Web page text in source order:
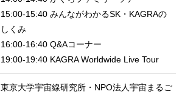
15:00-15:40 みんながわかるSK・KAGRAの
しくみ
16:00-16:40 Q&Aコーナー
19:00-19:40 KAGRA Worldwide Live Tour
東京大学宇宙線研究所・NPO法人宇宙まるご